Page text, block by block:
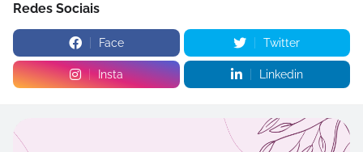
Redes Sociais
Face Twitter
Insta Linkedin